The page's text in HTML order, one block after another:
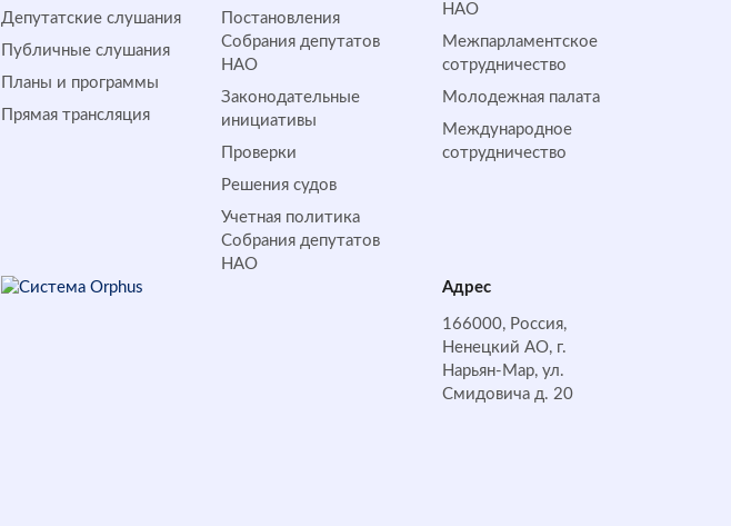
Депутатские слушания
Публичные слушания
Планы и программы
Прямая трансляция
Постановления
Собрания депутатов
НАО
Законодательные
инициативы
Проверки
Решения судов
Учетная политика
Собрания депутатов
НАО
НАО
Межпарламентское
сотрудничество
Молодежная палата
Международное
сотрудничество
Адрес
166000, Россия,
Ненецкий АО, г.
Нарьян-Мар, ул.
Смидовича д. 20